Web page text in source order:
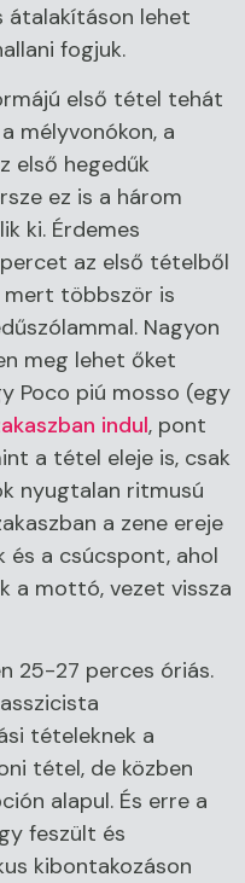
átalakításon lehet
fogjuk.
első tétel tehát
mélyvonókon, a
első hegedűk
ez is a három
ki. Érdemes
az első tételből
mert többször is
Nagyon
meg lehet őket
Poco piú mosso (egy
indul, pont
a tétel eleje is, csak
nyugtalan ritmusú
a zene ereje
a csúcspont, ahol
a mottó, vezet vissza
25-27 perces óriás.
tételeknek a
tétel, de közben
alapul. És erre a
feszült és
kibontakozáson